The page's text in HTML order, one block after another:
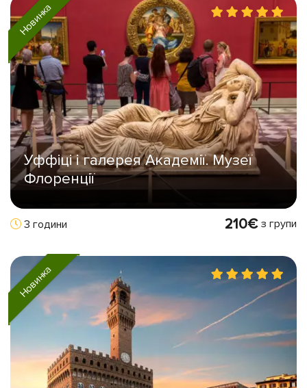
Новинка
Уффіці і галерея Академії. Музеї
Флоренції
3 години 210€з групи
Новинка